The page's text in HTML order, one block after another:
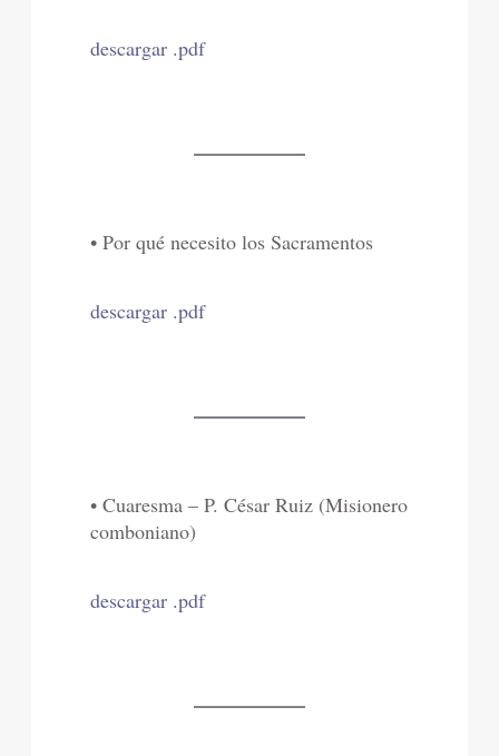
descargar .pdf
• Por qué necesito los Sacramentos
descargar .pdf
• Cuaresma – P. César Ruiz (Misionero
comboniano)
descargar .pdf